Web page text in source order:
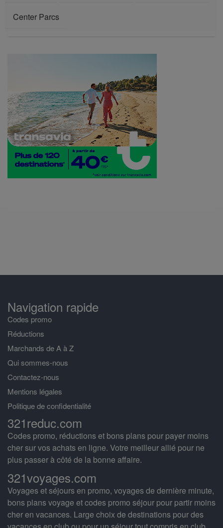
Center Parcs
Navigation rapide
Codes promo
Réductions
Marchands de A à Z
Qui sommes-nous
Contactez-nous
Mentions légales
Politique de confidentialité
321reduc.com
Codes promo, réductions et bons plans pour payer moins
cher sur vos achats en ligne. Votre meilleur allié pour ne
plus passer à côté de la bonne affaire.
321voyages.com
Voyages et séjours en promo, voyages de dernière minute,
bons plans voyage et codes promo séjour pour partir moins
cher en vacances. Large choix de destinations pour des